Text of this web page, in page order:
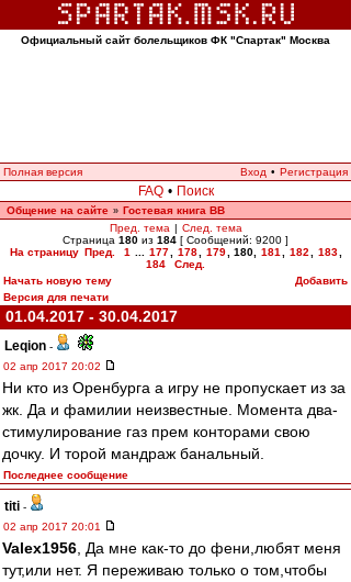
Официальный сайт болельщиков ФК "Спартак" Москва
Полная версия Вход • Регистрация
FAQ • Поиск
Общение на сайте » Гостевая книга ВВ
Пред. тема | След. тема
Страница 180 из 184 [ Сообщений: 9200 ]
На страницу Пред. 1 177 178 179 180 181 182 183
184
След.
Начать новую тему
Добавить
Версия для печати
01.04.2017 - 30.04.2017
Leqion -
02 апр 2017 20:02
Ни кто из Оренбурга а игру не пропускает из за
жк. Да и фамилии неизвестные. Момента два-
стимулирование газ прем конторами свою
дочку. И торой мандраж банальный.
Последнее сообщение
titi -
02 апр 2017 20:01
Valex1956 , Да мне как-то до фени,любят меня
тут,или нет. Я переживаю только о том,чтобы